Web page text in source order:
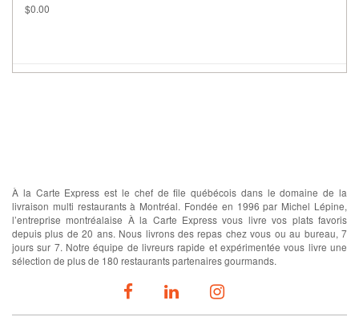
$0.00
À la Carte Express est le chef de file québécois dans le domaine de la
livraison multi restaurants à Montréal. Fondée en 1996 par Michel Lépine,
l’entreprise montréalaise À la Carte Express vous livre vos plats favoris
depuis plus de 20 ans. Nous livrons des repas chez vous ou au bureau, 7
jours sur 7. Notre équipe de livreurs rapide et expérimentée vous livre une
sélection de plus de 180 restaurants partenaires gourmands.